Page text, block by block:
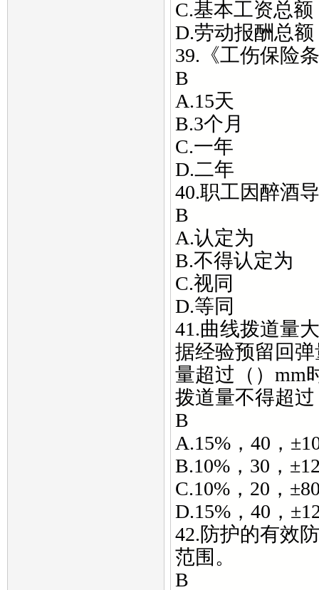
C.基本工资总额
D.劳动报酬总额
39.《工伤保险
B
A.15天
B.3个月
C.一年
D.二年
40.职工因醉酒
B
A.认定为
B.不得认定为
C.视同
D.等同
41.曲线拨道量
据经验预留回
量超过（）mm
拨道量不得超
B
A.15%，40，
B.10%，30，
C.10%，20，
D.15%，40，
42.防护的有效
范围。
B